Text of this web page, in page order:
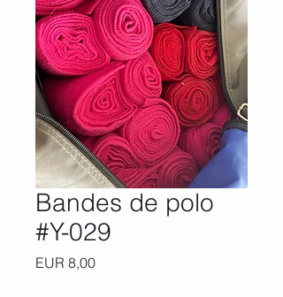
Bandes de polo
#Y-029
EUR 8,00Precio